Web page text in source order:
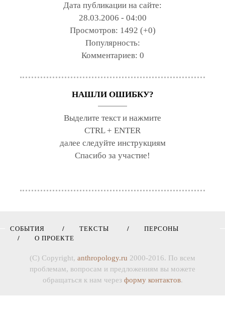
Дата публикации на сайте:
28.03.2006 - 04:00
Просмотров: 1492 (+0)
Популярность:
Комментариев: 0
НАШЛИ ОШИБКУ?
Выделите текст и нажмите
CTRL + ENTER
далее следуйте инструкциям
Спасибо за участие!
СОБЫТИЯ ТЕКСТЫ
ПЕРСОНЫ
О ПРОЕКТЕ
(C) Copyright, anthropology.ru 2000-2016. По всем
проблемам, вопросам и предложениям вы можете
обращаться к нам через форму контактов.